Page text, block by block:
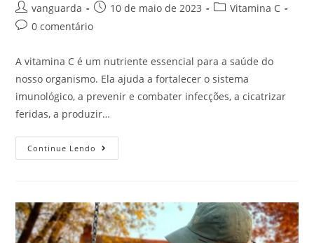
vanguarda 10 de maio de 2023
Vitamina C
0 comentário
A vitamina C é um nutriente essencial para a saúde do
nosso organismo. Ela ajuda a fortalecer o sistema
imunológico, a prevenir e combater infecções, a cicatrizar
feridas, a produzir…
Continue Lendo